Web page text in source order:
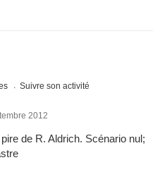
Suivre son activité
2012
de R. Aldrich. Scénario nul;